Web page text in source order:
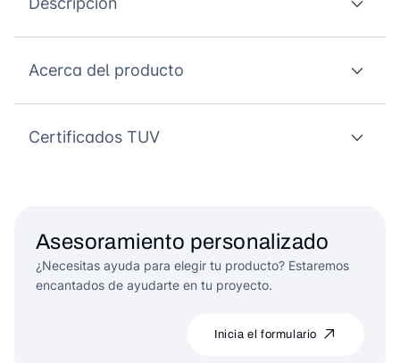
Acerca del producto
Certificados TUV
Asesoramiento personalizado
¿Necesitas ayuda para elegir tu producto? Estaremos
encantados de ayudarte en tu proyecto.
Inicia el formulario